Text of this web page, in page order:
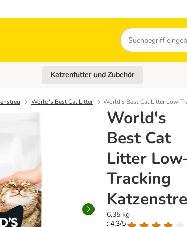
Suchen
Kategorie-Menü öffnen: Hundefutter und
Katzenfutter und Zubehör
World's Best Cat Litter World's Best Cat Litter Low-
World's
Best Cat
Litter
Tracking
6,35 kg
: 4.3/5